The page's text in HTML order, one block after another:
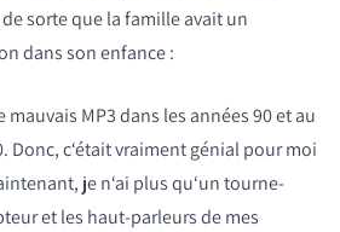
sorte que la famille avait un
dans son enfance :
mauvais MP3 dans les années 90 et au
Donc, c‘était vraiment génial pour moi
je n‘ai plus qu‘un tourne-
et les haut-parleurs de mes